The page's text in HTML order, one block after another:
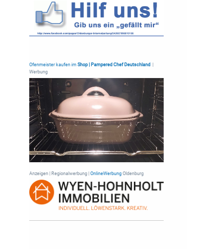
Ofenmeister kaufen im Shop | Pampered Chef Deutschland
Werbung
Anzeigen | Regionalwerbung | OnlineWerbungOldenburg